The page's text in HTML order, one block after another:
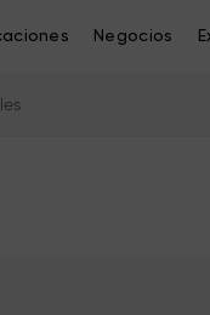
Negocios